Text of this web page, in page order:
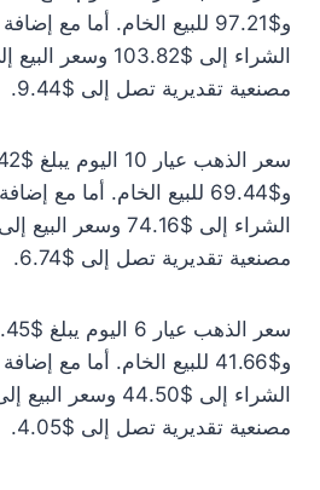
و$97.21 للبيع الخام. أما مع
مصنعية تقديرية تصل إلى $9.44.
و$69.44 للبيع الخام. أما مع
مصنعية تقديرية تصل إلى $6.74.
و$41.66 للبيع الخام. أما مع
مصنعية تقديرية تصل إلى $4.05.